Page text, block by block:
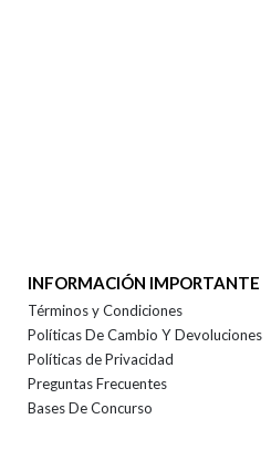
INFORMACIÓN IMPORTANTE
Términos y Condiciones
Políticas De Cambio Y Devoluciones
Políticas de Privacidad
Preguntas Frecuentes
Bases De Concurso